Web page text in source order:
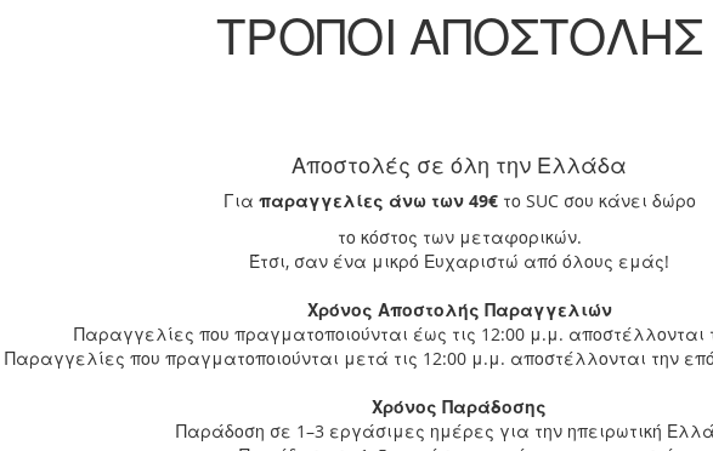
ΤΡΟΠΟΙ ΑΠΟΣΤΟΛΗΣ
Αποστολές σε όλη την Ελλάδα
Για παραγγελίες άνω των 49€το SUC σου κάνει δώρο
το κόστος των μεταφορικών.
Έτσι, σαν ένα μικρό Ευχαριστώ από όλους εμάς!
Χρόνος Αποστολής Παραγγελιών
Παραγγελίες που πραγματοποιούνται έως τις 12:00 μ.μ. αποστέλλονται
Παραγγελίες που πραγματοποιούνται μετά τις 12:00 μ.μ. αποστέλλονται την
Χρόνος Παράδοσης
Παράδοση σε 1–3 εργάσιμες ημέρες για την ηπειρωτική